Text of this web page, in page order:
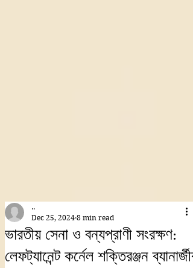
ভারতীয় সেনা ও বন্যপ্রাণী সংরক্ষণ:
লেফট্যানেন্ট কর্নেল শক্তিরঞ্জন ব্যানার্জীর
..
Dec 25, 2024 8 min read